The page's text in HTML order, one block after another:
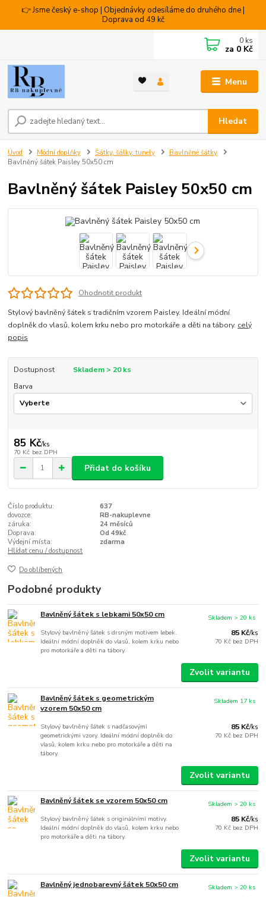
👉 Jsme český e-shop | Objednávky odesíláme do druhého dne |
Doprava od 49 kč
Menu
Hledat
0 ks
za 0 Kč
Úvod Módní doplňky Šátky, šálky, tunely
Bavlněné šátky
Bavlněný šátek Paisley 50x50 cm
Bavlněný šátek Paisley 50x50 cm
Ohodnotit produkt
Stylový bavlněný šátek s tradičním vzorem Paisley. Ideální módní
doplněk do vlasů, kolem krku nebo pro motorkáře a děti na tábory. celý
popis
Dostupnost
Skladem > 20 ks
Barva
85 Kč/ks
70 Kč bez DPH
Přidat do košíku
Číslo produktu:
637
dovozce:
RB-nakuplevne
záruka:
24 měsíců
Doprava:
Od 49kč
Výdejní místa:
zdarma
Hlídat cenu / dostupnost
Do oblíbených
Podobné produkty
Bavlněný šátek s lebkami 50x50 cm
Stylový bavlněný šátek s drsným motivem lebek.
Ideální módní doplněk do vlasů, kolem krku nebo
pro motorkáře a děti na tábory.
85 Kč/ks
70 Kč bez DPH
Skladem > 20 ks
Zvolit variantu
Bavlněný šátek s geometrickým
vzorem 50x50 cm
Stylový bavlněný šátek s nadčasovými
geometrickými vzory. Ideální módní doplněk do
vlasů, kolem krku nebo pro motorkáře a děti na
tábory.
85 Kč/ks
70 Kč bez DPH
Skladem 17 ks
Zvolit variantu
Bavlněný šátek se vzorem 50x50 cm
Stylový bavlněný šátek s originálními motivy.
Ideální módní doplněk do vlasů, kolem krku nebo
pro motorkáře a děti na tábory.
85 Kč/ks
70 Kč bez DPH
Skladem > 20 ks
Zvolit variantu
Bavlněný jednobarevný šátek 50x50 cm Skladem > 20 ks